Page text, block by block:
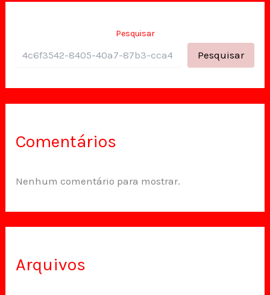
Pesquisar
Pesquisar
Comentários
Nenhum comentário para mostrar.
Arquivos